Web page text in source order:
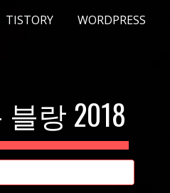
TISTORY WORDPRESS
랑 2018